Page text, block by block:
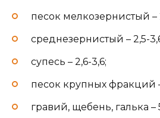
песок мелкозернистый –
среднезернистый – 2,5-
супесь – 2,6-3,6;
песок крупных фракций
гравий, щебень, галька –